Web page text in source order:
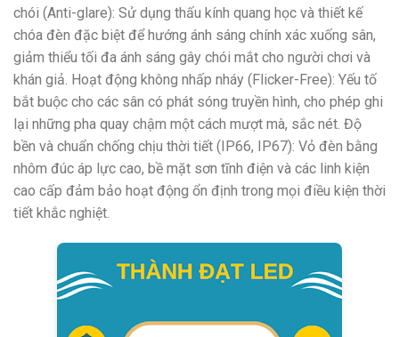
chói (Anti-glare): Sử dụng thấu kính quang học và thiết kế
chóa đèn đặc biệt để hướng ánh sáng chính xác xuống sân,
giảm thiểu tối đa ánh sáng gây chói mắt cho người chơi và
khán giả. Hoạt động không nhấp nháy (Flicker-Free): Yếu tố
bắt buộc cho các sân có phát sóng truyền hình, cho phép ghi
lại những pha quay chậm một cách mượt mà, sắc nét. Độ
bền và chuẩn chống chịu thời tiết (IP66, IP67): Vỏ đèn bằng
nhôm đúc áp lực cao, bề mặt sơn tĩnh điện và các linh kiện
cao cấp đảm bảo hoạt động ổn định trong mọi điều kiện thời
tiết khắc nghiệt.